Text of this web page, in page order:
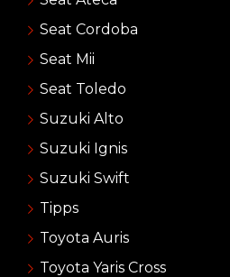
Seat Cordoba
Seat Mii
Seat Toledo
Suzuki Alto
Suzuki Ignis
Suzuki Swift
Tipps
Toyota Auris
Toyota Yaris Cross